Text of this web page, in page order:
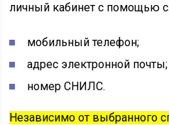
личный кабинет с помощью
мобильный телефон;
адрес электронной почты;
номер СНИЛС.
Независимо от выбранного